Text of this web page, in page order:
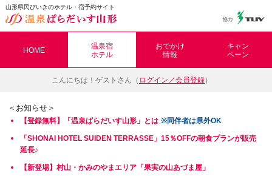
山形県民びいきのホテル・宿予約サイト
HOME
温泉宿
ホテル
おでかけ
情報
キャン
ペーン
こんにちは！ ゲストさん（ ログイン／会員登録）
＜お知らせ＞
【登録無料】「温泉ぱらだいす山形」とは ※同伴者は県外OK
「SHONAI HOTEL SUIDEN TERRASSE」15％OFFの朝食プランが販売
延長♪
【新登場】村山・かみのやまエリア「果実の山あづま屋」